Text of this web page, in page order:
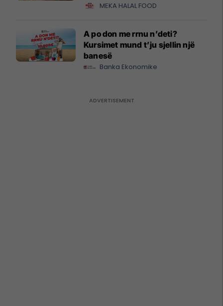
MEKA HALAL FOOD
A po don me rrnu n’deti?
Kursimet mund t’ju sjellin një
banesë
Banka Ekonomike